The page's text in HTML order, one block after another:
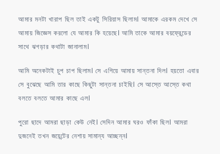
আমার মনটা খারাপ ছিল তাই একটু সিরিয়াস ছিলাম। আমাকে এরকম দেখে সে
আমায় জিজ্ঞেস করলো যে আমার কি হয়েছে। আমি তাকে আমার বয়ফ্রেন্ডের
সাথে ঝগড়ার কথাটা জানালাম।
আমি অনেকটাই চুপ চাপ ছিলাম। সে এগিয়ে আমায় সান্তনা দিল। হয়তো এবার
সে বুঝেছে আমি তার কাছে কিছুটা সান্তনা চাইছি। সে আস্তে আস্তে কথা
বলতে বলতে আমার কাছে এল।
পুরো ছাদে আমরা ছাড়া কেউ নেই। সেদিন আমার ঘরও ফাঁকা ছিল। আমরা
দুজনেই তখন জয়েন্টের নেশায় সামান্য আচ্ছন্ন।